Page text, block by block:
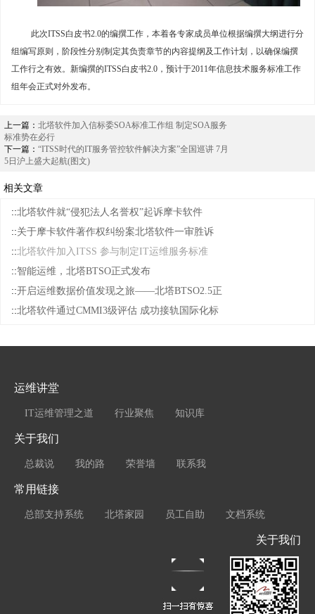
此次ITSS白皮书2.0的编撰工作，本着各专家成员单位根据编撰大纲进行分
组编写原则，阶段性分别制定其负责章节的内容提纲及工作计划 ，以确保编撰
工作行之有效。 新编撰的ITSS白皮书2.0 ，预计于2011年信息技术服务标准工作
组年会正式对外发布。
上一篇： 北塔软件加入信标委SOA标准工作组 制定SOA服务
标准势在必行
下一篇： “ITSS时代的IT服务管控软件解决方案”全国巡讲 7月
5日沪上盛大起航(图文)
相关文章
::北塔软件就“侵犯法人名誉权”起诉摩卡软件
::关于摩卡软件著作权纠纷案北塔软件一审胜诉
::北塔软件加入ITSS 参与制定IT运维服务标准
::智能运维，北塔BTSO正式发布
::开启运维数据价值发现之旅——北塔BTSO2.5正
::北塔软件通过CMMI3级评估 成功接轨国际化标
运维讲堂
IT运维管理之道 行业聚焦 知识库
关于我们
总裁说 我的路 荣誉墙 联系我
常用链接
总部支持系统 北塔家园 员工自助 文档系统
关于我们